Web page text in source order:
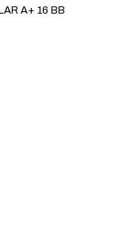
A+ 16 BB